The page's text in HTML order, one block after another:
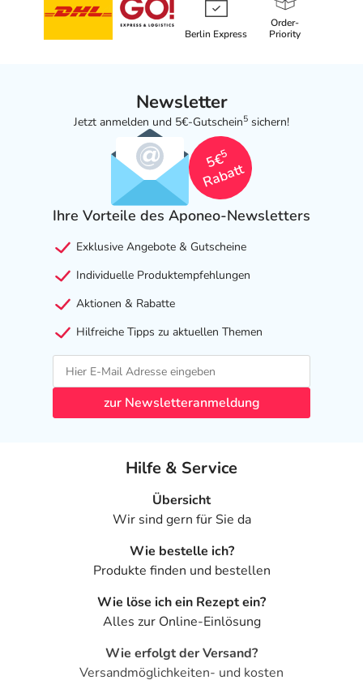
Berlin Express
Order-
Priority
Newsletter
Jetzt anmelden und 5€-Gutschein5 sichern!
5€
5
Rabatt
Ihre Vorteile des Aponeo-Newsletters
Exklusive Angebote & Gutscheine
Individuelle Produktempfehlungen
Aktionen & Rabatte
Hilfreiche Tipps zu aktuellen Themen
zur Newsletteranmeldung
Hilfe & Service
Übersicht
Wir sind gern für Sie da
Wie bestelle ich?
Produkte finden und bestellen
Wie löse ich ein Rezept ein?
Alles zur Online-Einlösung
Wie erfolgt der Versand?
Versandmöglichkeiten- und kosten